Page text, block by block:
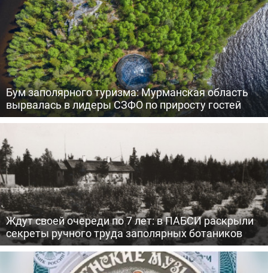
Бум заполярного туризма: Мурманская область
вырвалась в лидеры СЗФО по приросту гостей
Ждут своей очереди по 7 лет: в ПАБСИ раскрыли
секреты ручного труда заполярных ботаников